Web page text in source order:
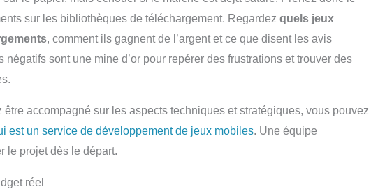
sur les bibliothèques de téléchargement. Regardez quels jeux
, comment ils gagnent de l’argent et ce que disent les avis
négatifs sont une mine d’or pour repérer des frustrations et trouver des
être accompagné sur les aspects techniques et stratégiques, vous pouvez
est un service de développement de jeux mobiles. Une équipe
le projet dès le départ.
réel